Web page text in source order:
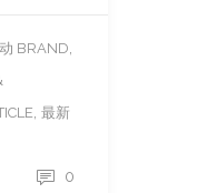
BRAND
最新
0